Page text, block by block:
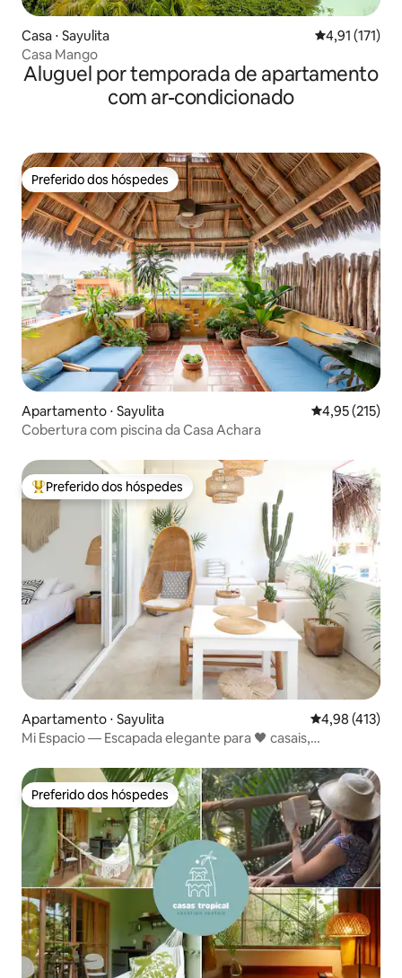
Casa ⋅ Sayulita 4,91 de uma
4,91 (171)
Casa Mango
Aluguel por temporada de apartamento
com ar-condicionado
Preferido dos hóspedes
Preferido dos hóspedes
Apartamento ⋅ Sayulita 4,95 de uma
4,95 (215)
Cobertura com piscina da Casa Achara
Entre os melhores preferidos dos hóspedes
Preferido dos hóspedes
Apartamento ⋅ Sayulita 4,98 de uma
4,98 (413)
Mi Espacio — Escapada elegante para 🖤 casais,
Preferido dos hóspedes
Preferido dos hóspedes